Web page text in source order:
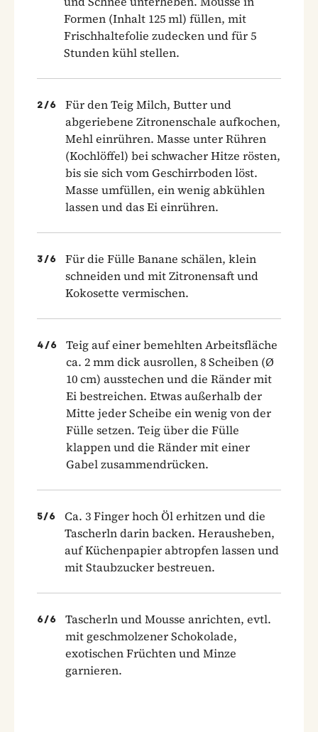
Formen (Inhalt 125 ml) füllen, mit
Frischhaltefolie zudecken und für 5
Stunden kühl stellen.
2 /6
Für den Teig Milch, Butter und
abgeriebene Zitronenschale aufkochen,
Mehl einrühren. Masse unter Rühren
(Kochlöffel) bei schwacher Hitze rösten,
bis sie sich vom Geschirrboden löst.
Masse umfüllen, ein wenig abkühlen
lassen und das Ei einrühren.
3 /6
Für die Fülle Banane schälen, klein
schneiden und mit Zitronensaft und
Kokosette vermischen.
4 /6
Teig auf einer bemehlten Arbeitsfläche
ca. 2 mm dick ausrollen, 8 Scheiben (Ø
10 cm) ausstechen und die Ränder mit
Ei bestreichen. Etwas außerhalb der
Mitte jeder Scheibe ein wenig von der
Fülle setzen. Teig über die Fülle
klappen und die Ränder mit einer
Gabel zusammendrücken.
5/6
Ca. 3 Finger hoch Öl erhitzen und die
Tascherln darin backen. Herausheben,
auf Küchenpapier abtropfen lassen und
mit Staubzucker bestreuen.
6/6
Tascherln und Mousse anrichten, evtl.
mit geschmolzener Schokolade,
exotischen Früchten und Minze
garnieren.